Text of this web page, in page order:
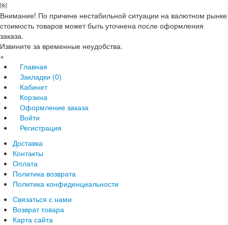
￼
Внимание! По причине нестабильной ситуации на валютном рынке
стоимость товаров может быть уточнена после оформления
заказа.
Извините за временные неудобства.
×
Главная
Закладки (0)
Кабинет
Корзина
Оформление заказа
Войти
Регистрация
Доставка
Контакты
Оплата
Политика возврата
Политика конфиденциальности
Связаться с нами
Возврат товара
Карта сайта